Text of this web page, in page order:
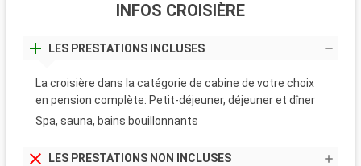
INFOS CROISIÈRE
LES PRESTATIONS INCLUSES
La croisière dans la catégorie de cabine de votre choix
en pension complète: Petit-déjeuner, déjeuner et dîner
Spa, sauna, bains bouillonnants
LES PRESTATIONS NON INCLUSES